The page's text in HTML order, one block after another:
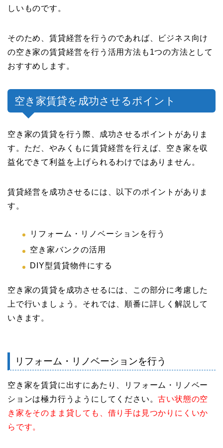
しいものです。
そのため、賃貸経営を行うのであれば、ビジネス向け
の空き家の賃貸経営を行う活用方法も1つの方法として
おすすめします。
空き家賃貸を成功させるポイント
空き家の賃貸を行う際、成功させるポイントがありま
す。ただ、やみくもに賃貸経営を行えば、空き家を収
益化できて利益を上げられるわけではありません。
賃貸経営を成功させるには、以下のポイントがありま
す。
リフォーム・リノベーションを行う
空き家バンクの活用
DIY型賃貸物件にする
空き家の賃貸を成功させるには、この部分に考慮した
上で行いましょう。それでは、順番に詳しく解説して
いきます。
リフォーム・リノベーションを行う
空き家を賃貸に出すにあたり、リフォーム・リノベー
ションは極力行うようにしてください。古い状態の空
き家をそのまま貸しても、借り手は見つかりにくいか
らです。